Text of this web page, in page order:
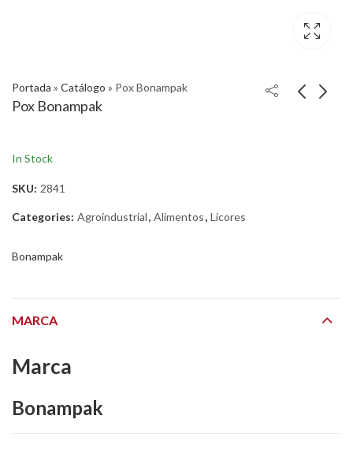
Portada » Catálogo » Pox Bonampak
Pox Bonampak
In Stock
SKU: 2841
Categories: Agroindustrial, Alimentos, Licores
Bonampak
MARCA
Marca
Bonampak